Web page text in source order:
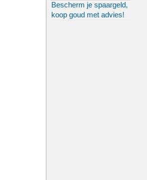
Bescherm je spaargeld,
koop goud met advies!